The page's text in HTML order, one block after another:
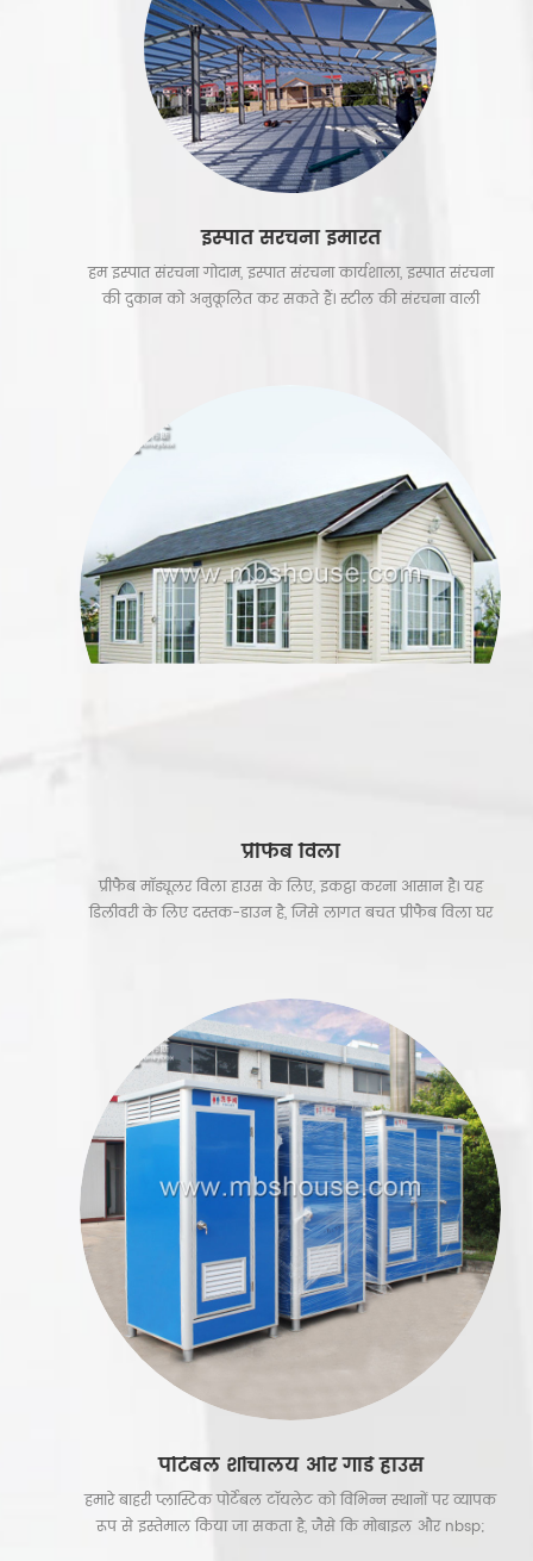
इस्पात संरचना इमारत
हम इस्पात संरचना गोदाम, इस्पात संरचना कार्यशाला, इस्पात संरचना
की दुकान को अनुकूलित कर सकते हैं। स्टील की संरचना वाली
प्रीफैब विला
प्रीफैब मॉड्यूलर विला हाउस के लिए, इकट्ठा करना आसान है। यह
डिलीवरी के लिए दस्तक-डाउन है, जिसे लागत बचत प्रीफैब विला घर
रिज़ॉर्ट के लिए भी। & nbsp;
पोर्टेबल शौचालय और गार्ड हाउस
हमारे बाहरी प्लास्टिक पोर्टेबल टॉयलेट को विभिन्न स्थानों पर व्यापक
रूप से इस्तेमाल किया जा सकता है, जैसे कि मोबाइल और nbsp;